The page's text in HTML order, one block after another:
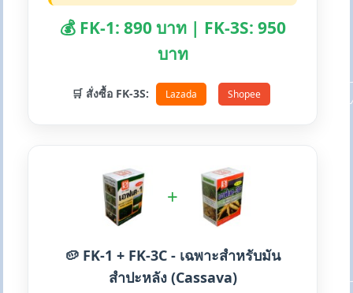
💰 FK-1: 890 บาท | FK-3S: 950
บาท
🛒 สั่งซื้อ FK-3S: Lazada Shopee
+
🥔 FK-1 + FK-3C - เฉพาะสำหรับมัน
สำปะหลัง (Cassava)